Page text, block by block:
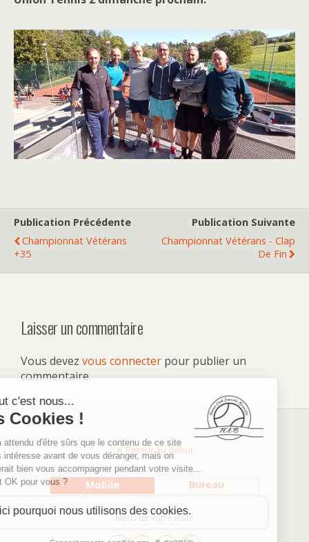
Publication Précédente
Championnat Vétérans
+35
Publication Suivante
Championnat Vétérans - Clap
De Fin
Laisser un commentaire
Vous devez vous connecter pour publier un
commentaire.
Retour au début
Mobile Bureau
Merci de votre visite